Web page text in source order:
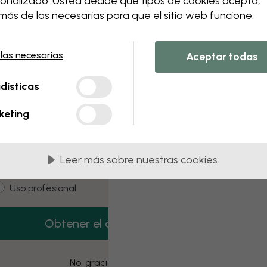
this component. Please contact
3 muestras gratis
3 muestras de papel pintado gratis.
Uso profesional
Obtener el código
No, gracias
de las necesarias para que el sitio web funcione.
necesarias Aceptar todas
Leer más sobre nuestras cookies